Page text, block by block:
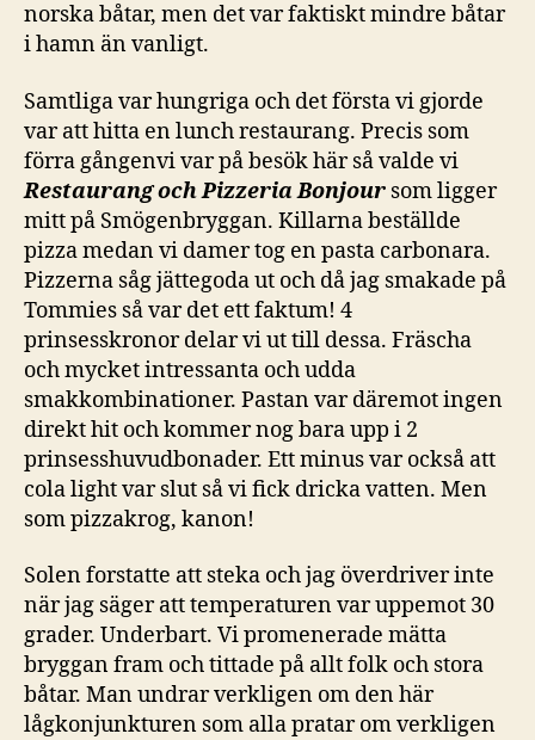
norska båtar, men det var faktiskt mindre båtar
i hamn än vanligt.
Samtliga var hungriga och det första vi gjorde
var att hitta en lunch restaurang. Precis som
förra gångenvi var på besök här så valde vi
Restaurang och Pizzeria Bonjour som ligger
mitt på Smögenbryggan. Killarna beställde
pizza medan vi damer tog en pasta carbonara.
Pizzerna såg jättegoda ut och då jag smakade på
Tommies så var det ett faktum! 4
prinsesskronor delar vi ut till dessa. Fräscha
och mycket intressanta och udda
smakkombinationer. Pastan var däremot ingen
direkt hit och kommer nog bara upp i 2
prinsesshuvudbonader. Ett minus var också att
cola light var slut så vi fick dricka vatten. Men
som pizzakrog, kanon!
Solen forstatte att steka och jag överdriver inte
när jag säger att temperaturen var uppemot 30
grader. Underbart. Vi promenerade mätta
bryggan fram och tittade på allt folk och stora
båtar. Man undrar verkligen om den här
lågkonjunkturen som alla pratar om verkligen